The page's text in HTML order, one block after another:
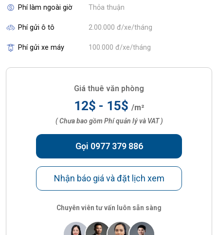
Phí làm ngoài giờ Thỏa thuận
Phí gửi ô tô 2.00.000 đ/xe/tháng
Phí gửi xe máy 100.000 đ/xe/tháng
Giá thuê văn phòng
12$ - 15$ /m²
( Chưa bao gồm Phí quản lý và VAT )
Gọi 0977 379 886
Nhận báo giá và đặt lịch xem
Chuyên viên tư vấn luôn sẵn sàng